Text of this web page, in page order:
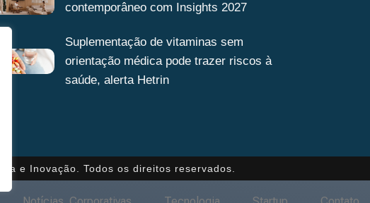
contemporâneo com Insights 2027
Suplementação de vitaminas sem
orientação médica pode trazer riscos à
saúde, alerta Hetrin
e Inovação. Todos os direitos reservados.